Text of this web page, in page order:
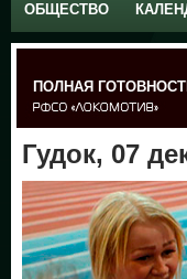
ОБЩЕСТВО
ПОЛНАЯ
Гудок, 07